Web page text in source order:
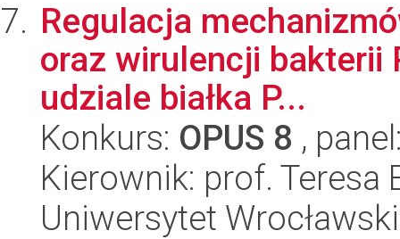
Regulacja
oraz wirulencji bakterii
udziale białka P...
Konkurs: OPUS 8 ,
Kierownik: prof. Teresa
Uniwersytet